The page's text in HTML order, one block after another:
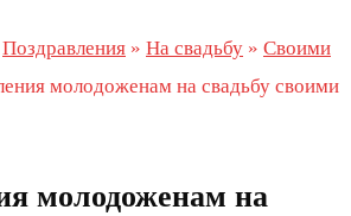
Поздравления » На свадьбу » Своими
молодоженам на свадьбу своими
молодоженам на